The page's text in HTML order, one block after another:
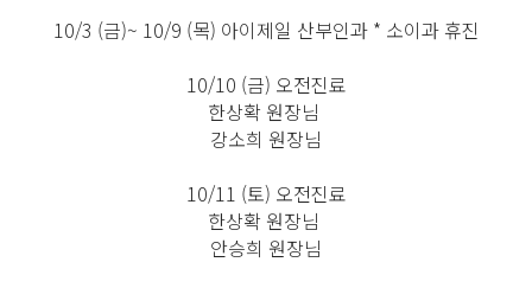
10/3 (금)~ 10/9 (목) 아이제일 산부인과 * 소이과 휴진
10/10 (금) 오전진료
한상확 원장님
강소희 원장님
10/11 (토) 오전진료
한상확 원장님
안승희 원장님